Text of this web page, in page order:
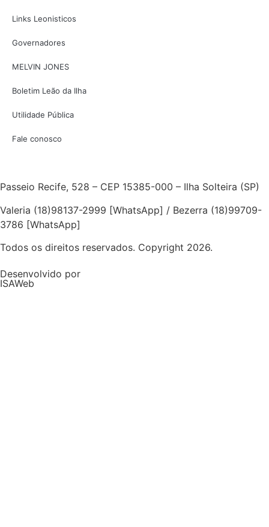
Links Leonisticos
Governadores
MELVIN JONES
Boletim Leão da Ilha
Utilidade Pública
Fale conosco
Passeio Recife, 528 – CEP 15385-000 – Ilha Solteira (SP)
Valeria (18)98137-2999 [WhatsApp] / Bezerra (18)99709-
3786 [WhatsApp]
Todos os direitos reservados. Copyright 2026.
Desenvolvido por
ISAWeb